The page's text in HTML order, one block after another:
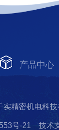
产品中心
精密机电科
号-21 技术